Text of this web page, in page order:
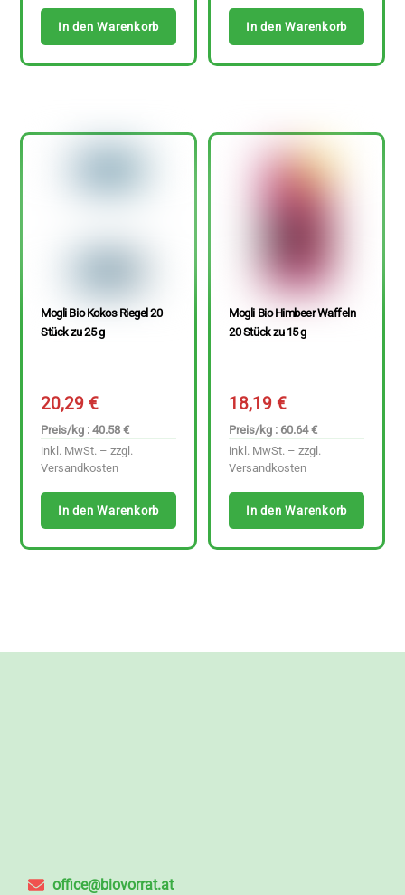
In den Warenkorb In den Warenkorb
Mogli Bio Kokos Riegel 20
Stück zu 25 g
20,29€
Preis/kg : 40.58 €
inkl. MwSt. – zzgl.
Versandkosten
In den Warenkorb
Mogli Bio Himbeer Waffeln
20 Stück zu 15 g
18,19€
Preis/kg : 60.64 €
inkl. MwSt. – zzgl.
Versandkosten
In den Warenkorb
office@biovorrat.at